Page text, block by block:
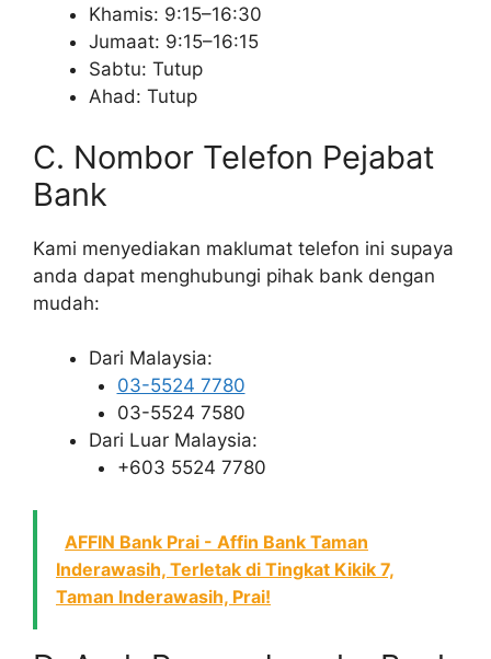
Khamis: 9:15–16:30
Jumaat: 9:15–16:15
Sabtu: Tutup
Ahad: Tutup
C. Nombor Telefon Pejabat
Bank
Kami menyediakan maklumat telefon ini supaya
anda dapat menghubungi pihak bank dengan
mudah:
Dari Malaysia:
03-5524 7780
03-5524 7580
Dari Luar Malaysia:
+603 5524 7780
AFFIN Bank Prai - Affin Bank Taman
Inderawasih, Terletak di Tingkat Kikik 7,
Taman Inderawasih, Prai!